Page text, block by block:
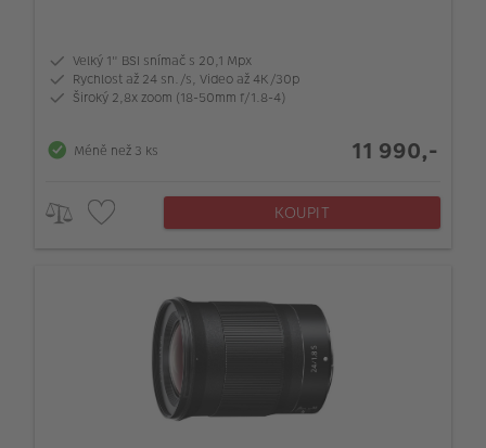
Velký 1" BSI snímač s 20,1 Mpx
Rychlost až 24 sn./s, Video až 4K/30p
Široký 2,8x zoom (18-50mm f/1.8-4)
Méně než 3 ks 11 990,-
KOUPIT